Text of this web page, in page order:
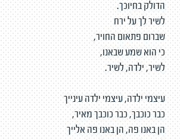
הדולק בחיוכך.
לשיר לך על ירח
שברום פתאום החויר,
כי הוא שמע שבאנו,
לשיר, ילדה, לשיר.
עיצמי ילדה, עיצמי ילדה עינייך
כבר כוכבך, כבר כוכבך מאיר,
הן באנו פה, הן באנו פה אלייך